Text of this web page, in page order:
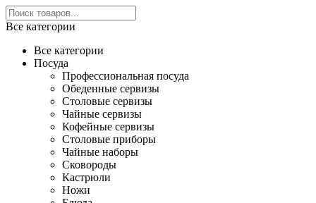
Все категории
Все категории
Посуда
Профессиональная посуда
Обеденные сервизы
Столовые сервизы
Чайные сервизы
Кофейные сервизы
Столовые приборы
Чайные наборы
Сковороды
Кастрюли
Ножи